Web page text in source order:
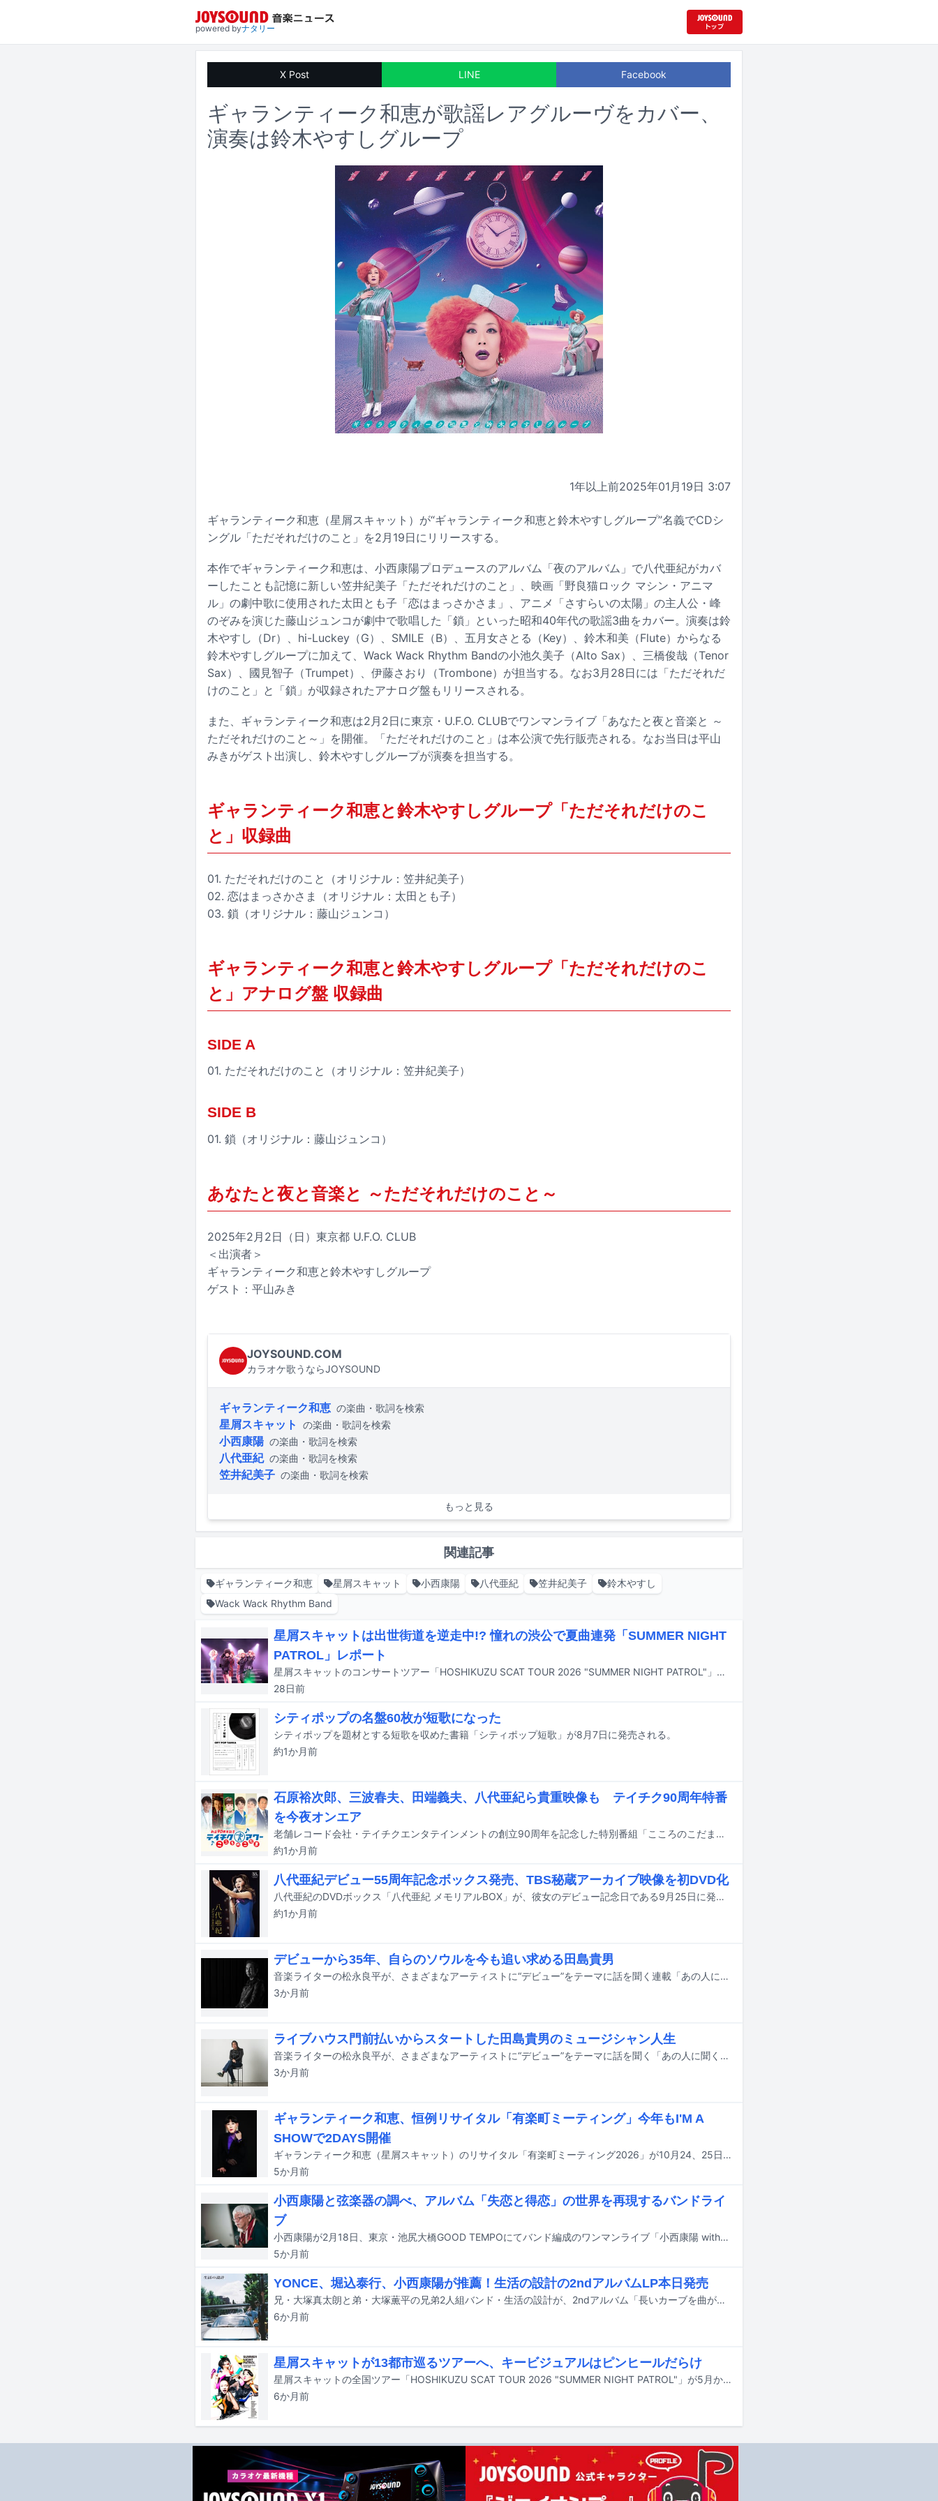
powered byナタリー
X Post LINE Facebook
ギャランティーク和恵が歌謡レアグルーヴをカバー、
演奏は鈴木やすしグループ
1年以上前2025年01月19日 3:07
ギャランティーク和恵（星屑スキャット）が“ギャランティーク和恵と鈴木やすしグループ”名義でCDシ
ングル「ただそれだけのこと」を2月19日にリリースする。
本作でギャランティーク和恵は、小西康陽プロデュースのアルバム「夜のアルバム」で八代亜紀がカバ
ーしたことも記憶に新しい笠井紀美子「ただそれだけのこと」、映画「野良猫ロック マシン・アニマ
ル」の劇中歌に使用された太田とも子「恋はまっさかさま」、アニメ「さすらいの太陽」の主人公・峰
のぞみを演じた藤山ジュンコが劇中で歌唱した「鎖」といった昭和40年代の歌謡3曲をカバー。演奏は鈴
木やすし（Dr）、hi-Luckey（G）、SMILE（B）、五月女さとる（Key）、鈴木和美（Flute）からなる
鈴木やすしグループに加えて、Wack Wack Rhythm Bandの小池久美子（Alto Sax）、三橋俊哉（Tenor
Sax）、國見智子（Trumpet）、伊藤さおり（Trombone）が担当する。なお3月28日には「ただそれだ
けのこと」と「鎖」が収録されたアナログ盤もリリースされる。
また、ギャランティーク和恵は2月2日に東京・U.F.O. CLUBでワンマンライブ「あなたと夜と音楽と ～
ただそれだけのこと～」を開催。「ただそれだけのこと」は本公演で先行販売される。なお当日は平山
みきがゲスト出演し、鈴木やすしグループが演奏を担当する。
ギャランティーク和恵と鈴木やすしグループ「ただそれだけのこ
と」収録曲
01. ただそれだけのこと（オリジナル：笠井紀美子）
02. 恋はまっさかさま（オリジナル：太田とも子）
03. 鎖（オリジナル：藤山ジュンコ）
ギャランティーク和恵と鈴木やすしグループ「ただそれだけのこ
と」アナログ盤 収録曲
SIDE A
01. ただそれだけのこと（オリジナル：笠井紀美子）
SIDE B
01. 鎖（オリジナル：藤山ジュンコ）
あなたと夜と音楽と ～ただそれだけのこと～
2025年2月2日（日）東京都 U.F.O. CLUB
＜出演者＞
ギャランティーク和恵と鈴木やすしグループ
ゲスト：平山みき
JOYSOUND.COM
カラオケ歌うならJOYSOUND
ギャランティーク和恵 の楽曲・歌詞を検索
星屑スキャット の楽曲・歌詞を検索
小西康陽 の楽曲・歌詞を検索
八代亜紀 の楽曲・歌詞を検索
笠井紀美子 の楽曲・歌詞を検索
もっと見る
関連記事
ギャランティーク和恵 星屑スキャット 小西康陽 八代亜紀 笠井紀美子
鈴木やすし
Wack Wack Rhythm Band
星屑スキャットは出世街道を逆走中!? 憧れの渋公で夏曲連発「SUMMER NIGHT
PATROL」レポート
星屑スキャットのコンサートツアー「HOSHIKUZU SCAT TOUR 2026 "SUMMER NIGHT PATROL"」の東京公演が、7月3日と4日にLINE CUBE SHIBUYA（渋谷公会堂）で開催された。
28日前
シティポップの名盤60枚が短歌になった
シティポップを題材とする短歌を収めた書籍「シティポップ短歌」が8月7日に発売される。
約1か月前
石原裕次郎、三波春夫、田端義夫、八代亜紀ら貴重映像も テイチク90周年特番
を今夜オンエア
老舗レコード会社・テイチクエンタテインメントの創立90周年を記念した特別番組「こころのこだま～豪華アーティスト歌祭～」が、本日7月2日20:00からBS日テレで放送される。
約1か月前
八代亜紀デビュー55周年記念ボックス発売、TBS秘蔵アーカイブ映像を初DVD化
八代亜紀のDVDボックス「八代亜紀 メモリアルBOX」が、彼女のデビュー記念日である9月25日に発売されることが決定した。
約1か月前
デビューから35年、自らのソウルを今も追い求める田島貴男
音楽ライターの松永良平が、さまざまなアーティストに“デビュー”をテーマに話を聞く連載「あの人に聞くデビューの話」。前回に引き続き、Original Loveの田島貴男をゲストに迎えてお届けする。自らのバンドOriginal Loveで活動する一方、1988年に小西康陽の誘いを受け、2代目ボーカリストとしてピチカート・ファイヴに加入した田島ではあったが、1990年にグループを脱退。音楽活動をOriginal Loveに絞り、各社争奪戦の末、91年7月にアルバム「LOVE! LOVE! & LOVE!」で東芝EMIから2度目のメジャーデビューを果たした。以降、田島は時代とともに自らの音楽に磨きをかけながらミュージックシーンの第一線で活躍を続けていく。
3か月前
ライブハウス門前払いからスタートした田島貴男のミュージシャン人生
音楽ライターの松永良平が、さまざまなアーティストに“デビュー”をテーマに話を聞く「あの人に聞くデビューの話」。この連載では多種多様なデビューの形と、それにまつわる物語をじっくりと掘り下げていく。第16回は、Original Loveの田島貴男をゲストに迎える。前編となる今回はOriginal Loveの前身バンドであるレッド・カーテンの結成秘話、意外な券売方法で会場を満員にしたという初ライブ、ネオGSシーンとの関係、ピチカート・ファイヴ加入の経緯など、数々の貴重なエピソードを語ってもらった。
3か月前
ギャランティーク和恵、恒例リサイタル「有楽町ミーティング」今年もI'M A
SHOWで2DAYS開催
ギャランティーク和恵（星屑スキャット）のリサイタル「有楽町ミーティング2026」が10月24、25日に東京・I'M A SHOWで開催される。
5か月前
小西康陽と弦楽器の調べ、アルバム「失恋と得恋」の世界を再現するバンドライ
ブ
小西康陽が2月18日、東京・池尻大橋GOOD TEMPOにてバンド編成のワンマンライブ「小西康陽 with『失恋と得恋』ストリング・バンド、アンコール公演」を行った。これは1月29日に東京・mona recordsで開催されたライブのチケットが完売したことを受け、そのアンコール公演として実施されたもの。このチケットも完売となり、当日は有料生配信も行われた。
5か月前
YONCE、堀込泰行、小西康陽が推薦！生活の設計の2ndアルバムLP本日発売
兄・大塚真太朗と弟・大塚薫平の兄弟2人組バンド・生活の設計が、2ndアルバム「長いカーブを曲がるために」のアナログ盤を本日2月11日にリリースした。
6か月前
星屑スキャットが13都市巡るツアーへ、キービジュアルはピンヒールだらけ
星屑スキャットの全国ツアー「HOSHIKUZU SCAT TOUR 2026 "SUMMER NIGHT PATROL"」が5月から開催される。
6か月前